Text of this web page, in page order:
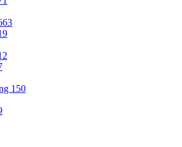
150